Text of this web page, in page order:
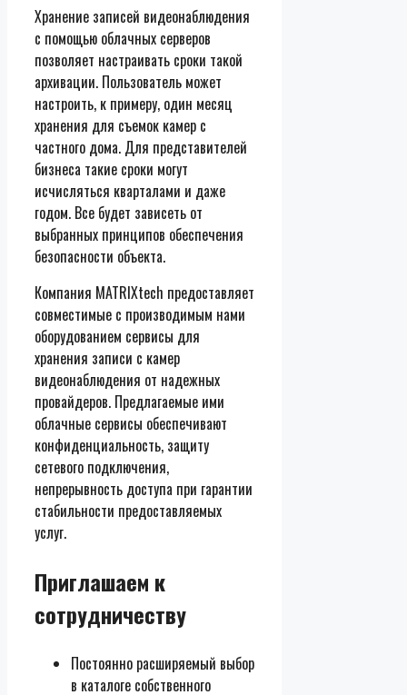
Хранение записей видеонаблюдения
с помощью облачных серверов
позволяет настраивать сроки такой
архивации. Пользователь может
настроить, к примеру, один месяц
хранения для съемок камер с
частного дома. Для представителей
бизнеса такие сроки могут
исчисляться кварталами и даже
годом. Все будет зависеть от
выбранных принципов обеспечения
безопасности объекта.
Компания MATRIXtech предоставляет
совместимые с производимым нами
оборудованием сервисы для
хранения записи с камер
видеонаблюдения от надежных
провайдеров. Предлагаемые ими
облачные сервисы обеспечивают
конфиденциальность, защиту
сетевого подключения,
непрерывность доступа при гарантии
стабильности предоставляемых
услуг.
Приглашаем к
сотрудничеству
Постоянно расширяемый выбор
в каталоге собственного